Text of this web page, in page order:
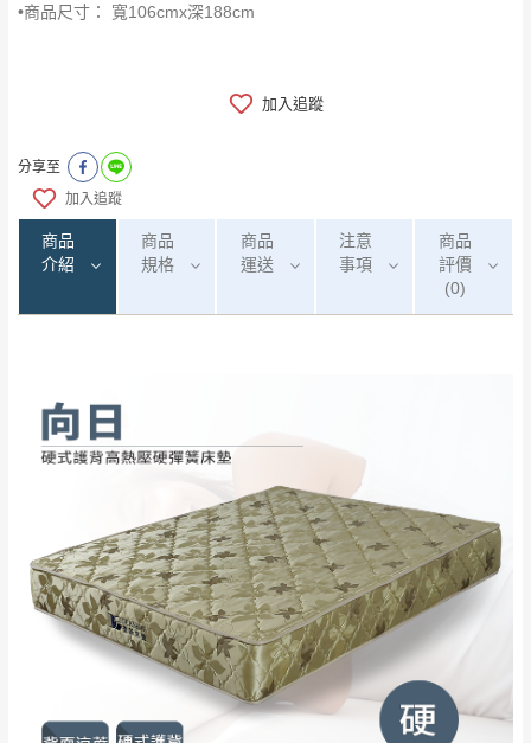
•商品尺寸： 寬106cmx深188cm
加入追蹤
分享至
加入追蹤
商品
介紹
商品
規格
商品
運送
注意
事項
商品
評價
(0)
運送費用
偏遠地區
（請先線上詢問 LINE
→@dershin ）
桃園 復興鄉
峨眉鄉、五峰鄉、
橫山、北埔鄉、尖
由於
要購買商品，請於出發前來電或到「官方
Line客服」來信確認商品是否有「現貨」與
「金額」。
若商品價格或庫存有異常，商家有權取消訂
單。部分網路商品恕無法更改原設計或客製，敬請
見諒！
接單後二日內(不含例假日)，我們客服會與您
電話聯絡或E-Mail通知確認訂單。
0/5 (0)筆
依評論高至低排列
依評論低至高排列 只顯示附上圖片
只顯示附上評論